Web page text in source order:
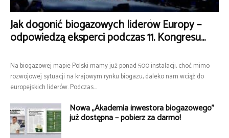
Jak dogonić biogazowych liderów Europy –
odpowiedzą eksperci podczas 11. Kongresu...
Na biogazowej mapie Polski mamy już ponad 500 instalacji, choć mimo
rozwojowej sytuacji na krajowym rynku biogazu, daleko nam wciąż do
europejskich liderów. Podczas...
Nowa „Akademia inwestora biogazowego”
już dostępna – pobierz za darmo!